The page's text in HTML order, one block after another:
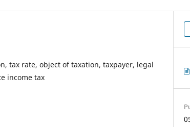
tax rate, object of taxation, taxpayer, legal
income tax